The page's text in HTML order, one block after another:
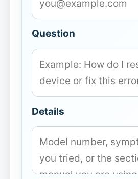
Question
Details